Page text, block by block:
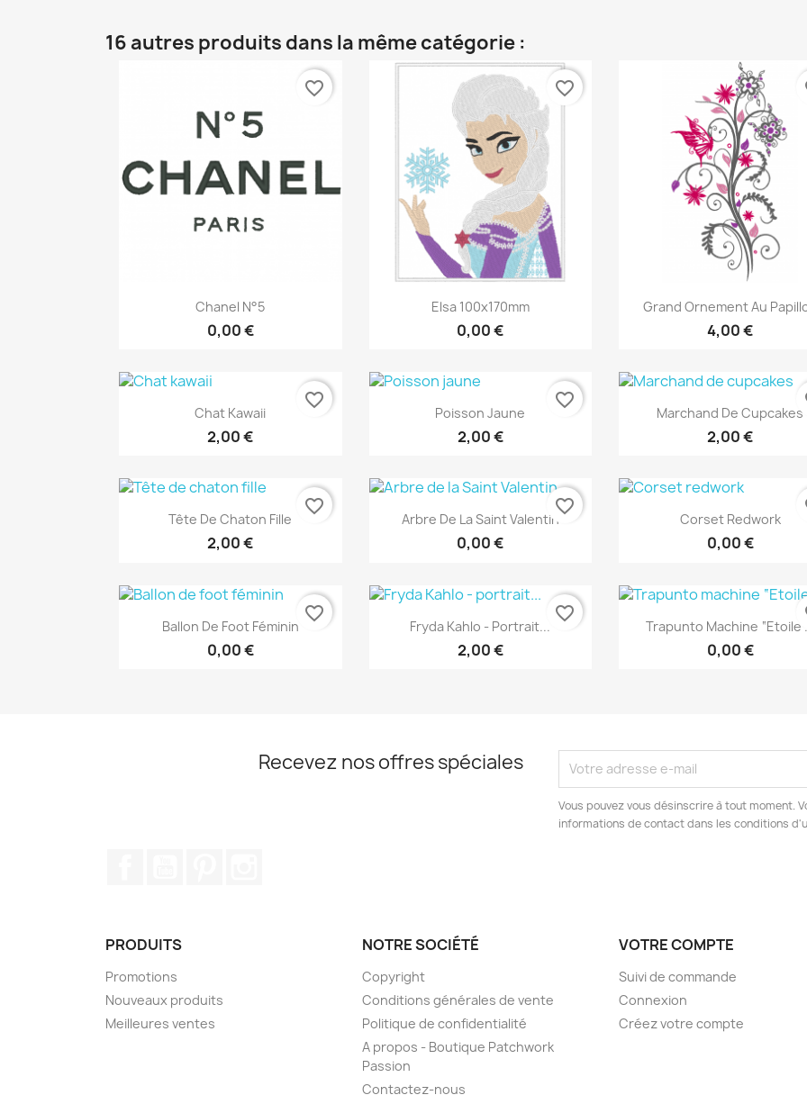
16 autres produits dans la même catégorie :
Aperçu rapide
Chanel N°5
0,00 €
favorite_border
Aperçu rapide
Elsa 100x170mm
0,00 €
favorite_border
Aperçu rapide
Grand Ornement Au
4,00 €
Aperçu rapide
Chat Kawaii
2,00 €
favorite_border Aperçu rapide
Poisson Jaune
2,00 €
favorite_border Aperçu rapide
Marchand De Cupcakes
2,00 €
Aperçu rapide
Tête De Chaton Fille
2,00 €
favorite_border  Aperçu rapide
Arbre De La Saint Valentin
0,00 €
favorite_border Aperçu rapide
Corset Redwork
0,00 €
Aperçu rapide
Ballon De Foot Féminin
0,00 €
favorite_border Aperçu rapide
Fryda Kahlo - Portrait...
2,00 €
favorite_border Aperçu rapide
Trapunto Machine
0,00 €
Recevez nos offres spéciales
Vous pouvez vous désinscrire à tout moment.
informations de contact dans les conditions
PRODUITS
Promotions
Nouveaux produits
Meilleures ventes
NOTRE SOCIÉTÉ
Copyright
Conditions générales de vente
Politique de confidentialité
A propos - Boutique Patchwork
Passion
Contactez-nous
VOTRE COMPTE
Suivi de commande
Connexion
Créez votre compte